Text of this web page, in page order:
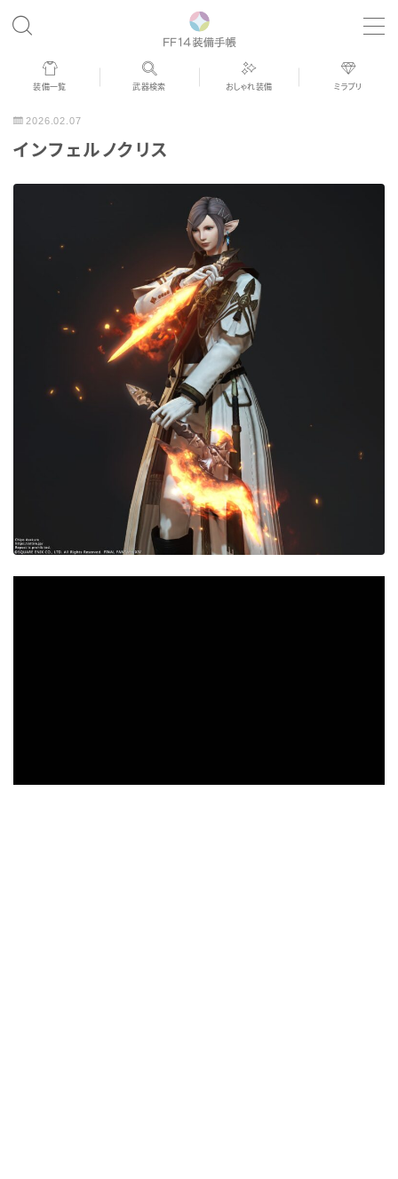
MENU
歴代ジョブAF
アネモス（染色可能紅蓮AF）
装備一覧 武器検索 おしゃれ装備 ミラプリ
2026.02.07
インフェルノクリス